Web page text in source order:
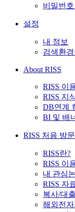
비밀번호
설정
내 정보
검색환
About RISS
RISS 이
RISS 지
DB연계
BI 및 배
RISS 처음 방
RISS란?
RISS 이
내 관심
RISS 자
복사/대
해외전